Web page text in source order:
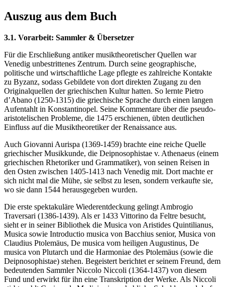
Auszug aus dem Buch
3.1. Vorarbeit: Sammler & Übersetzer
Für die Erschließung antiker musiktheoretischer Quellen war
Venedig unbestrittenes Zentrum. Durch seine geographische,
politische und wirtschaftliche Lage pflegte es zahlreiche Kontakte
zu Byzanz, sodass Gebildete von dort direkten Zugang zu den
Originalquellen der griechischen Kultur hatten. So lernte Pietro
d’Abano (1250-1315) die griechische Sprache durch einen langen
Aufentahlt in Konstantinopel. Seine Kommentare über die pseudo-
aristotelischen Probleme, die 1475 erschienen, übten deutlichen
Einfluss auf die Musiktheoretiker der Renaissance aus.
Auch Giovanni Aurispa (1369-1459) brachte eine reiche Quelle
griechischer Musikkunde, die Deipnosophistae v. Athenaeus (einem
griechischen Rhetoriker und Grammatiker), von seinen Reisen in
den Osten zwischen 1405-1413 nach Venedig mit. Dort machte er
sich nicht mal die Mühe, sie selbst zu lesen, sondern verkaufte sie,
wo sie dann 1544 herausgegeben wurden.
Die erste spektakuläre Wiederentdeckung gelingt Ambrogio
Traversari (1386-1439). Als er 1433 Vittorino da Feltre besucht,
sieht er in seiner Bibliothek die Musica von Aristides Quintilianus,
Musica sowie Introductio musica von Bacchius senior, Musica von
Claudius Ptolemäus, De musica vom heiligen Augustinus, De
musica von Plutarch und die Harmoniae des Ptolemäus (sowie die
Deipnosophistae) stehen. Begeistert berichtet er seinem Freund, dem
bedeutenden Sammler Niccolo Niccoli (1364-1437) von diesem
Fund und erwirkt für ihn eine Transkription der Werke. Als Niccoli